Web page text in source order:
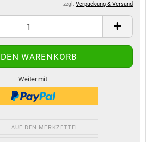
zzgl. Verpackung & Versand
Weiter mit
AUF DEN MERKZETTEL